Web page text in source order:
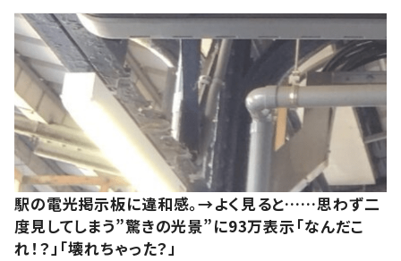
駅の電光掲示板に違和感。→よく見ると……思わず二
度見してしまう”驚きの光景”に93万表示「なんだこ
れ！？」「壊れちゃった？」